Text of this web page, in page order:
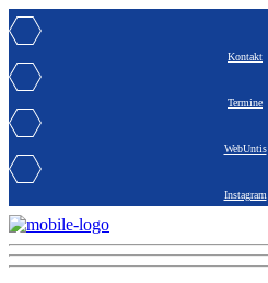
Kontakt
Termine
WebUntis
Instagram